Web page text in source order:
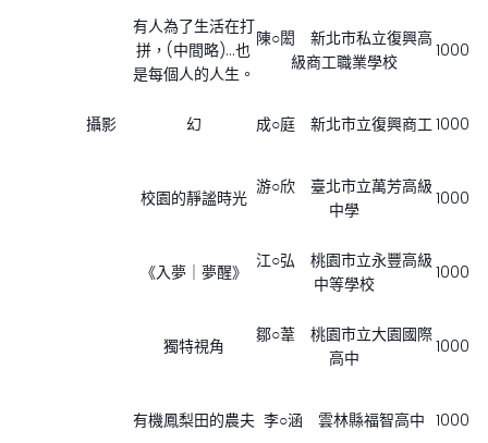
攝影
有人為了生活在打
拼，(中間略)…也
是每個人的人生。
陳○閎 新北市私立復興高
級商工職業學校
1000
幻 成○庭 新北市立復興商工1000
校園的靜謐時光
游○欣 臺北市立萬芳高級
中學
1000
《入夢｜夢醒》
江○弘 桃園市立永豐高級
中等學校
1000
獨特視角
鄒○葦 桃園市立大園國際
高中
1000
有機鳳梨田的農夫 李○涵 雲林縣福智高中 1000